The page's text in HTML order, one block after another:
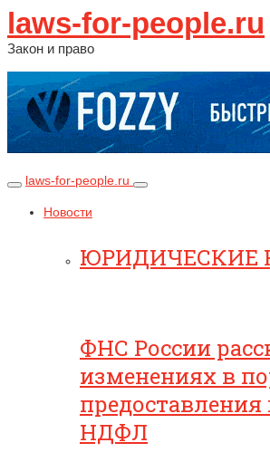
laws-for-people.ru
Закон и право
laws-for-people.ru
Новости
ЮРИДИЧЕСКИЕ
ФНС России
изменениях в
НДФЛ